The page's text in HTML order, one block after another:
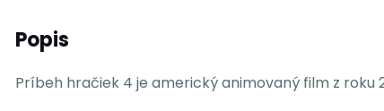
Popis
Príbeh hračiek 4 je americký animovaný film z roku